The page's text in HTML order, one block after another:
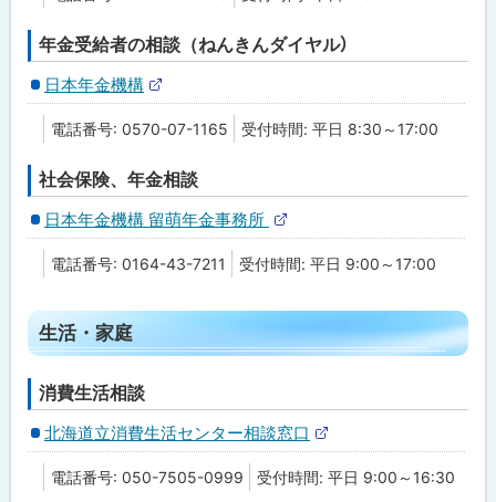
年金受給者の相談（ねんきんダイヤル）
日本年金機構
外
部
サ
ト
電話番号: 0570-07-1165 受付時間: 平日 8:30～17:00
社会保険、年金相談
日本年金機構 留萌年金事務所
外
部
サ
電話番号: 0164-43-7211 受付時間: 平日 9:00～17:00
ト
ッ
プ
に
戻
生活・家庭
消費生活相談
北海道立消費生活センター相談窓口
外
部
サ
電話番号: 050-7505-0999 受付時間: 平日 9:00～16:30